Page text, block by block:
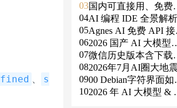
s
03国内可直接用、免费
度/永久免费的大模型
I清单（含 SiliconFlow
火山、阿里、智谱、
度、Kimi、DeepSeek
DMXAPI 等）
04AI 编程 IDE 全景解
026：Agent 全面接管
发链路
05Agnes AI 免费 API 接
指南：文本、生图、
视频，一套接口全免
062026 国产 AI 大模型
评：DeepSeek、通义
问、Kimi、文心一言
星火、豆包谁更能打
07微信历史版本含下载
址（ Windows PC | 安
| MAC ）及设置微信
更新
082026年7月AI圈大地
GPT-5.6被政府限制、
aude入驻Slack、
0900 Debian字符界面如
支持中文
102026 年 AI 大模型 &